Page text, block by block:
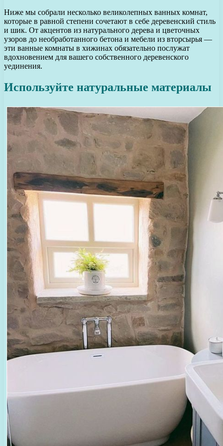
Ниже мы собрали несколько великолепных ванных комнат,
которые в равной степени сочетают в себе деревенский стиль
и шик. От акцентов из натурального дерева и цветочных
узоров до необработанного бетона и мебели из вторсырья —
эти ванные комнаты в хижинах обязательно послужат
вдохновением для вашего собственного деревенского
уединения.
Используйте натуральные материалы